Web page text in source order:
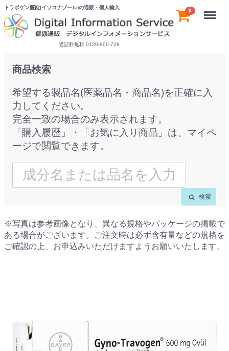
トラボゲン腟錠(イソコナゾール)の通販・個人輸入
通話料無料 0120-800-728
0 Menu
商品検索
希望する製品名(医薬品名・商品名)を正確に入
力してください。
完全一致の場合のみ表示されます。
「購入履歴」・「お気に入り商品」は、マイペ
ージで閲覧できます。
検索
※写真は参考画像となり、異なる規格やパッケージの掲載で
ある場合がございます。ご注文時は必ず含有量などの規格を
ご確認の上、お申込みいただけますようお願いいたします。